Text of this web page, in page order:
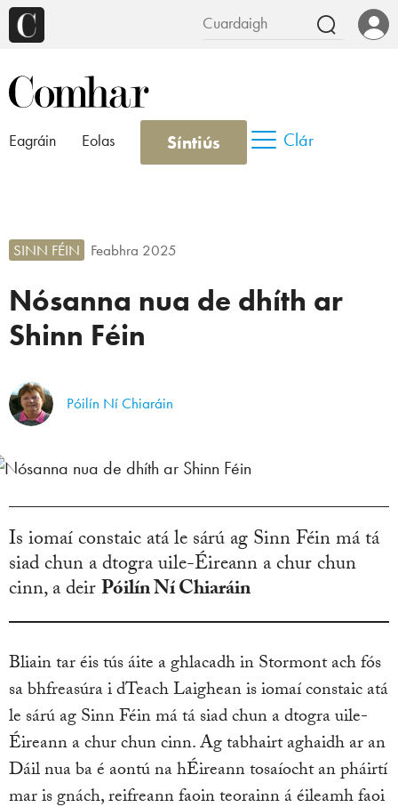
Eagráin Eolas Síntiús Clár
Nósanna nua de dhíth ar
Shinn Féin
SINN FÉIN Feabhra 2025
Póilín Ní Chiaráin
Is iomaí constaic atá le sárú ag Sinn Féin má tá
siad chun a dtogra uile-Éireann a chur chun
cinn, a deirPóilín Ní Chiaráin
Bliain tar éis tús áite a ghlacadh in Stormont ach fós
sa bhfreasúra i dTeach Laighean is iomaí constaic atá
le sárú ag Sinn Féin má tá siad chun a dtogra uile-
Éireann a chur chun cinn. Ag tabhairt aghaidh ar an
Dáil nua ba é aontú na hÉireann tosaíocht an pháirtí
mar is gnách, reifreann faoin teorainn á éileamh faoi